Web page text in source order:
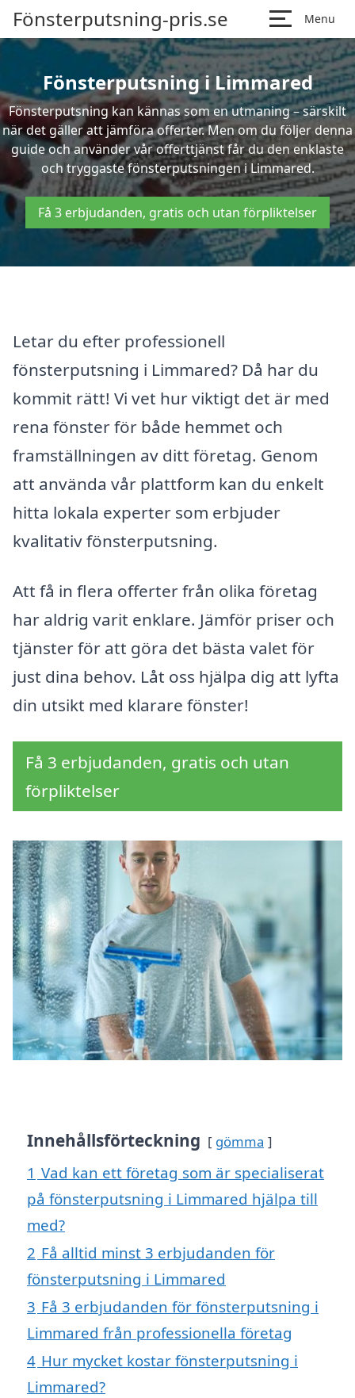
Fönsterputsning-pris.se Menu
Fönsterputsning i Limmared
Fönsterputsning kan kännas som en utmaning – särskilt
när det gäller att jämföra offerter. Men om du följer denna
guide och använder vår offerttjänst får du den enklaste
och tryggaste fönsterputsningen i Limmared.
Få 3 erbjudanden, gratis och utan förpliktelser
Letar du efter professionell
fönsterputsning i Limmared? Då har du
kommit rätt! Vi vet hur viktigt det är med
rena fönster för både hemmet och
framställningen av ditt företag. Genom
att använda vår plattform kan du enkelt
hitta lokala experter som erbjuder
kvalitativ fönsterputsning.
Att få in flera offerter från olika företag
har aldrig varit enklare. Jämför priser och
tjänster för att göra det bästa valet för
just dina behov. Låt oss hjälpa dig att lyfta
din utsikt med klarare fönster!
Få 3 erbjudanden, gratis och utan
förpliktelser
Innehållsförteckning gömma
1 Vad kan ett företag som är specialiserat
på fönsterputsning i Limmared hjälpa till
med?
2 Få alltid minst 3 erbjudanden för
fönsterputsning i Limmared
3 Få 3 erbjudanden för fönsterputsning i
Limmared från professionella företag
4 Hur mycket kostar fönsterputsning i
Limmared?